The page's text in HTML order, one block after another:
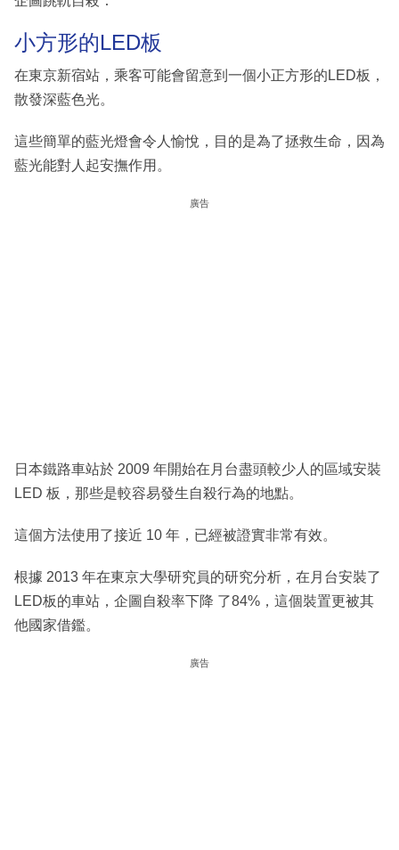
小方形的LED板
在東京新宿站，乘客可能會留意到一個小正方形的LED板，
散發深藍色光。
這些簡單的藍光燈會令人愉悅，目的是為了拯救生命，因為
藍光能對人起安撫作用。
廣告
日本鐵路車站於 2009 年開始在月台盡頭較少人的區域安裝
LED 板，那些是較容易發生自殺行為的地點。
這個方法使用了接近 10 年，已經被證實非常有效。
根據 2013 年在東京大學研究員的研究分析，在月台安裝了
LED板的車站，企圖自殺率下降 了84%，這個裝置更被其
他國家借鑑。
廣告